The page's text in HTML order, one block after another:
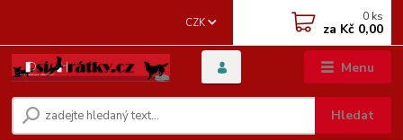
Menu
CZK
Hledat
0 ks
za Kč 0,00